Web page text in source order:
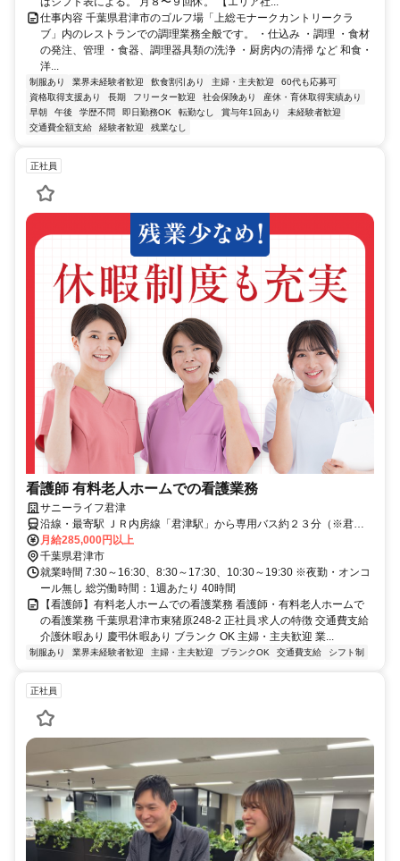
仕事内容 千葉県君津市のゴルフ場「上総モナークカントリークラ
ブ」内のレストランでの調理業務全般です。 ・仕込み ・調理 ・食材
の発注、管理 ・食器、調理器具類の洗浄 ・厨房内の清掃 など 和食・
洋...
制服あり 業界未経験者歓迎 飲食割引あり 主婦・主夫歓迎
60代も応募可
資格取得支援あり
長期 フリーター歓迎 社会保険あり
産休・育休取得実績あり
早朝
午後 学歴不問 即日勤務OK 転勤なし 賞与年1回あり
未経験者歓迎
交通費全額支給
経験者歓迎 残業なし
正社員
看護師 有料老人ホームでの看護業務
サニーライフ君津
沿線・最寄駅 ＪＲ内房線「君津駅」から専用バス約２３分（※君津
駅より送迎有）マイカー・バイク通勤可（無料駐車場有）
月給285,000円以上
千葉県君津市
就業時間 7:30～16:30、8:30～17:30、10:30～19:30 ※夜勤・オンコ
ール無し 総労働時間：1週あたり 40時間
【看護師】有料老人ホームでの看護業務 看護師・有料老人ホームで
の看護業務 千葉県君津市東猪原248-2 正社員 求人の特徴 交通費支給
介護休暇あり 慶弔休暇あり ブランク OK 主婦・主夫歓迎 業...
制服あり 業界未経験者歓迎 主婦・主夫歓迎 ブランクOK 交通費支給 シフト制
正社員